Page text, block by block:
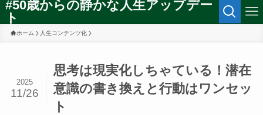
#50歳からの静かな人生アップデー
ト
ホーム 人生コンテンツ化
思考は現実化しちゃている！潜在
意識の書き換えと行動はワンセッ
ト
2025
11/26